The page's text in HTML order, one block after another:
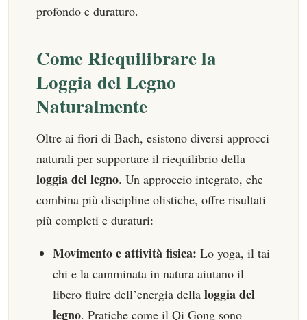
profondo e duraturo.
Come Riequilibrare la
Loggia del Legno
Naturalmente
Oltre ai fiori di Bach, esistono diversi approcci
naturali per supportare il riequilibrio della
loggia del legno. Un approccio integrato, che
combina più discipline olistiche, offre risultati
più completi e duraturi:
Movimento e attività fisica: Lo yoga, il tai
chi e la camminata in natura aiutano il
libero fluire dell’energia della loggia del
legno. Pratiche come il Qi Gong sono